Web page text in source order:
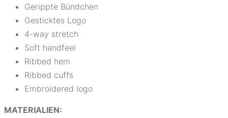
Gerippte Bündchen
Gesticktes Logo
4-way stretch
Soft handfeel
Ribbed hem
Ribbed cuffs
Embroidered logo
MATERIALIEN: